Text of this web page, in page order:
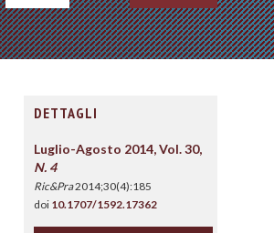
DETTAGLI
Luglio-Agosto 2014, Vol. 30,
N. 4
Ric&Pra2014;30(4):185
doi 10.1707/1592.17362